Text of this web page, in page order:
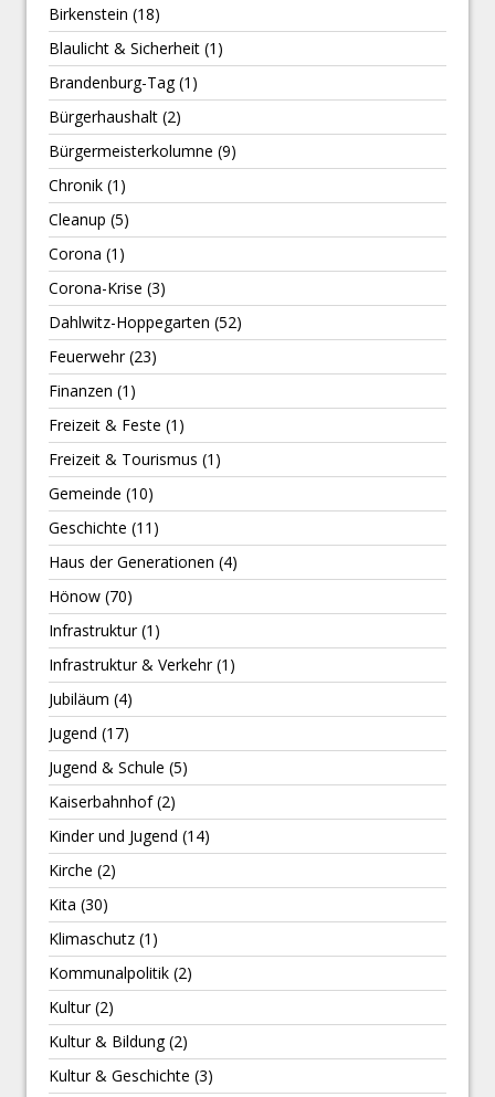
Birkenstein (18)
Blaulicht & Sicherheit (1)
Brandenburg-Tag(1)
Bürgerhaushalt (2)
Bürgermeisterkolumne (9)
Chronik (1)
Cleanup (5)
Corona (1)
Corona-Krise (3)
Dahlwitz-Hoppegarten (52)
Feuerwehr(23)
Finanzen (1)
Freizeit & Feste (1)
Freizeit & Tourismus (1)
Gemeinde (10)
Geschichte (11)
Haus der Generationen (4)
Hönow (70)
Infrastruktur(1)
Infrastruktur & Verkehr(1)
Jubiläum (4)
Jugend (17)
Jugend & Schule (5)
Kaiserbahnhof(2)
Kinder und Jugend (14)
Kirche (2)
Kita (30)
Klimaschutz (1)
Kommunalpolitik (2)
Kultur(2)
Kultur & Bildung(2)
Kultur & Geschichte (3)